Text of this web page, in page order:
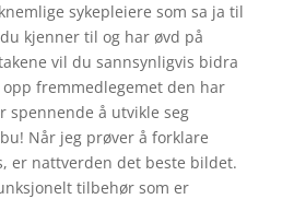
sykepleiere som sa ja til
kjenner til og har øvd på
vil du sannsynligvis bidra
fremmedlegemet den har
spennende å utvikle seg
Når jeg prøver å forklare
er nattverden det beste bildet.
tilbehør som er